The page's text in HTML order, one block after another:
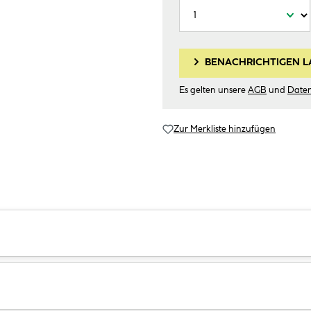
BENACHRICHTIGEN
Es gelten unsere AGB und
Zur Merkliste hinzufügen